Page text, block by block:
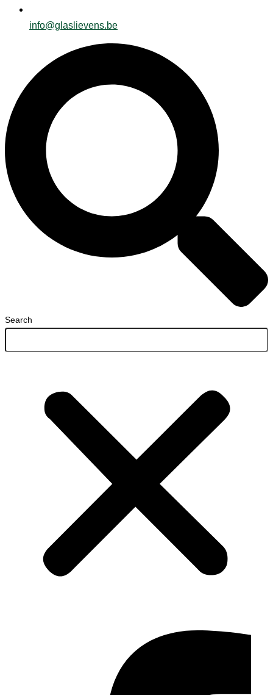
info@glaslievens.be
Search